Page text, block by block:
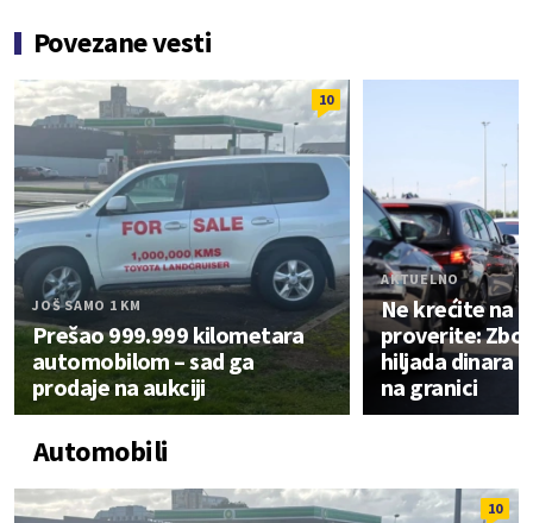
Povezane vesti
10
JOŠ SAMO 1 KM
Prešao 999.999 kilometara
automobilom – sad ga
prodaje na aukciji
AKTUELNO
Ne krećite na
proverite:
hiljada dinara
na granici
Automobili
10